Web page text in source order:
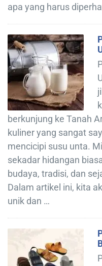
apa yang harus
berkunjung ke Tanah
kuliner yang sangat
mencicipi susu unta.
sekadar hidangan
budaya, tradisi, dan
Dalam artikel ini, kita
unik dan …